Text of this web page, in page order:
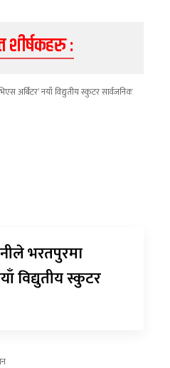
शीर्षकहरु :
भरतपुरमा
विद्युतीय स्कुटर